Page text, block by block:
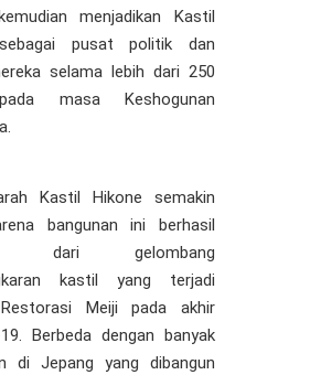
menjadikan Kastil
pusat politik dan
selama lebih dari 250
masa Keshogunan
Kastil Hikone semakin
bangunan ini berhasil
dari gelombang
kastil yang terjadi
Meiji pada akhir
Berbeda dengan banyak
di Jepang yang dibangun